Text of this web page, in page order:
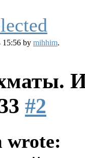
15:56 by mihhim.
#2
wrote: